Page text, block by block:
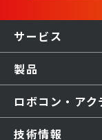
サービス
製品
ロボコン・アク
技術情報